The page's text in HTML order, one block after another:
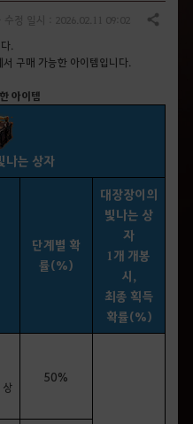
공유하기
.
구매 가능한 아이템입니다.
아이템
나는 상자
단계별 확
률(%)
대장장이의
빛나는 상
자
1개 개봉
시,
최종 획득
확률(%)
상
50%